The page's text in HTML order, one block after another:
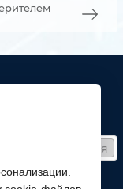
статьи!
Подписаться
данных